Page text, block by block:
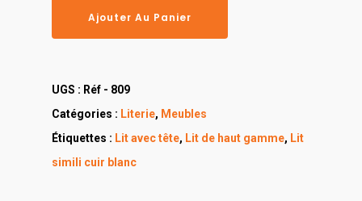
Ajouter Au Panier
UGS : Réf - 809
Catégories : Literie, Meubles
Étiquettes : Lit avec tête, Lit de haut gamme, Lit
simili cuir blanc